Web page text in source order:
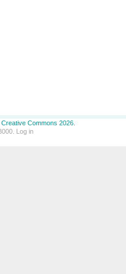
Commons 2026.
Log in